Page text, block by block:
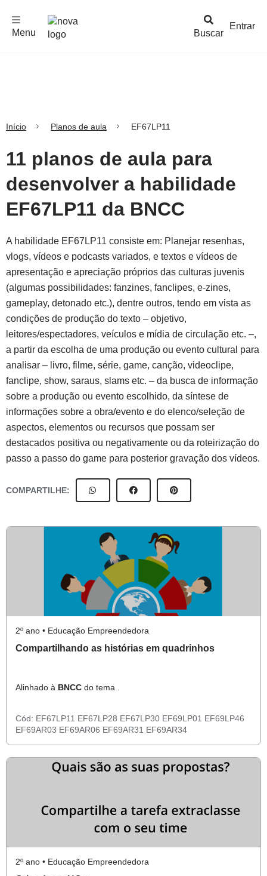
Buscar
Menu
Entrar
Início Planos de aula EF67LP11
11 planos de aula para
desenvolver a habilidade
EF67LP11 da BNCC
A habilidade EF67LP11 consiste em: Planejar resenhas,
vlogs, vídeos e podcasts variados, e textos e vídeos de
apresentação e apreciação próprios das culturas juvenis
(algumas possibilidades: fanzines, fanclipes, e-zines,
gameplay, detonado etc.), dentre outros, tendo em vista as
condições de produção do texto – objetivo,
leitores/espectadores, veículos e mídia de circulação etc. –,
a partir da escolha de uma produção ou evento cultural para
analisar – livro, filme, série, game, canção, videoclipe,
fanclipe, show, saraus, slams etc. – da busca de informação
sobre a produção ou evento escolhido, da síntese de
informações sobre a obra/evento e do elenco/seleção de
aspectos, elementos ou recursos que possam ser
destacados positiva ou negativamente ou da roteirização do
passo a passo do game para posterior gravação dos vídeos.
COMPARTILHE:
2º ano • Educação Empreendedora
Compartilhando as histórias em quadrinhos
Alinhado à BNCC do tema .
Cód: EF67LP11 EF67LP28 EF67LP30 EF69LP01 EF69LP46
EF69AR03 EF69AR06 EF69AR31 EF69AR34
2º ano • Educação Empreendedora